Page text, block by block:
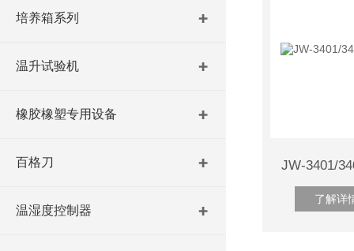
培养箱系列
温升试验机
橡胶橡塑专用设备
百格刀
温湿度控制器
了解详